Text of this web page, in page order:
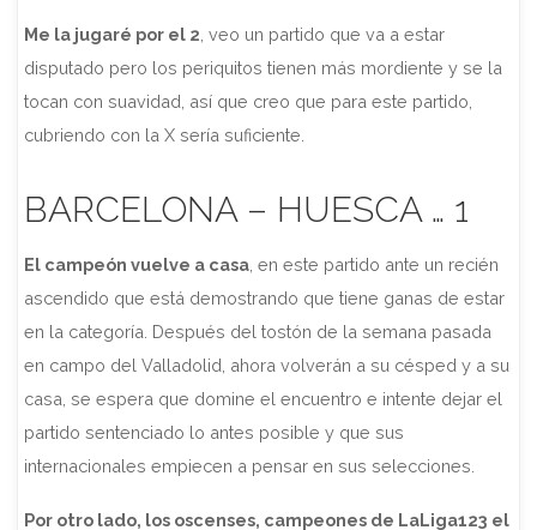
Me la jugaré por el 2 , veo un partido que va a estar
disputado pero los periquitos tienen más mordiente y se la
tocan con suavidad, así que creo que para este partido,
cubriendo con la X sería suficiente.
BARCELONA – HUESCA … 1
El campeón vuelve a casa, en este partido ante un recién
ascendido que está demostrando que tiene ganas de estar
en la categoría. Después del tostón de la semana pasada
en campo del Valladolid, ahora volverán a su césped y a su
casa, se espera que domine el encuentro e intente dejar el
partido sentenciado lo antes posible y que sus
internacionales empiecen a pensar en sus selecciones.
Por otro lado, los oscenses, campeones de LaLiga123 el